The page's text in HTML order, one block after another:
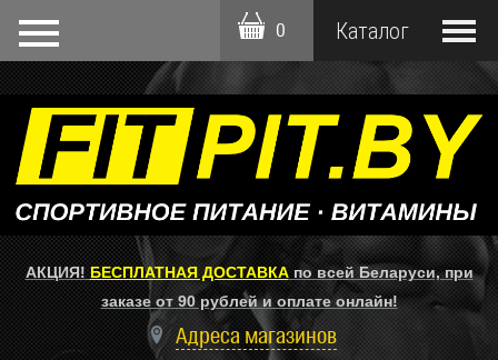
0
АКЦИЯ!БЕСПЛАТНАЯ ДОСТАВКАпо всей Беларуси, при
заказе от 90 рублей и оплате онлайн!
Адреса магазинов